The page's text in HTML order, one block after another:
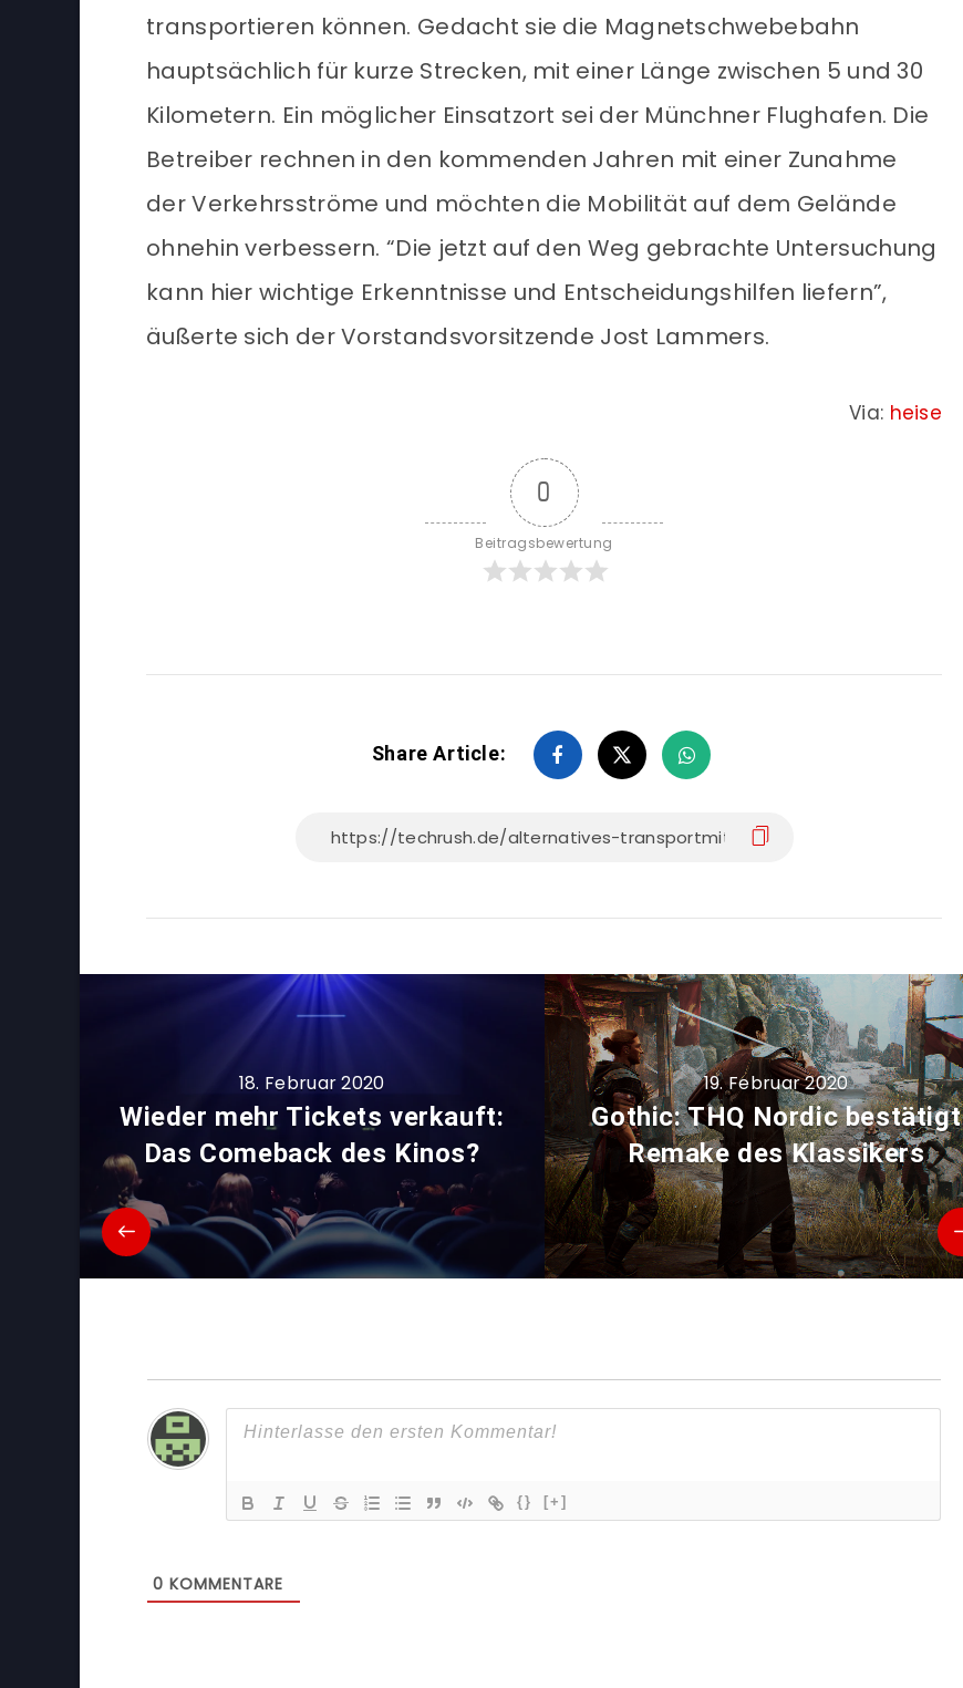
transportieren können. Gedacht sie die Magnetschwebebahn
hauptsächlich für kurze Strecken, mit einer Länge zwischen 5 und 30
Kilometern. Ein möglicher Einsatzort sei der Münchner Flughafen. Die
Betreiber rechnen in den kommenden Jahren mit einer Zunahme
der Verkehrsströme und möchten die Mobilität auf dem Gelände
ohnehin verbessern. “Die jetzt auf den Weg gebrachte Untersuchung
kann hier wichtige Erkenntnisse und Entscheidungshilfen liefern”,
äußerte sich der Vorstandsvorsitzende Jost Lammers.
Via: heise
0
Beitragsbewertung
Share Article:
18. Februar 2020
Wieder mehr Tickets verkauft:
Das Comeback des Kinos?
19. Februar 2020
Gothic: THQ Nordic bestätigt
Remake des Klassikers
{} [+]
0 KOMMENTARE